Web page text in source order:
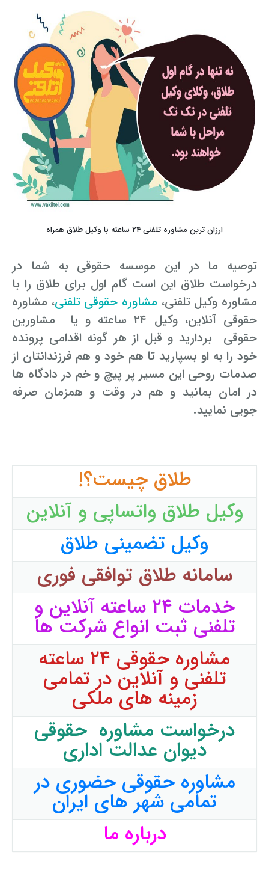
ارزان ترین مشاوره تلفنی ۲۴ ساعته با وکیل طلاق همراه
توصیه ما در این موسسه حقوقی به شما در
درخواست طلاق این است گام اول برای طلاق را با
مشاوره وکیل تلفنی، مشاوره حقوقی تلفنی، مشاوره
حقوقی آنلاین، وکیل ۲۴ ساعته و یا مشاورین
حقوقی بردارید و قبل از هر گونه اقدامی پرونده
خود را به او بسپارید تا هم خود و هم فرزندانتان از
صدمات روحی این مسیر پر پیچ و خم در دادگاه ها
در امان بمانید و هم در وقت و همزمان صرفه
جویی نمایید.
طلاق چیست؟!
وکیل طلاق واتساپی و آنلاین
وکیل تضمینی طلاق
سامانه طلاق توافقی فوری
خدمات ۲۴ ساعته آنلاین و
تلفنی ثبت انواع شرکت ها
مشاوره حقوقی ۲۴ ساعته
تلفنی و آنلاین در تمامی
زمینه های ملکی
درخواست مشاوره حقوقی
دیوان عدالت اداری
مشاوره حقوقی حضوری در
تمامی شهر های ایران
درباره ما